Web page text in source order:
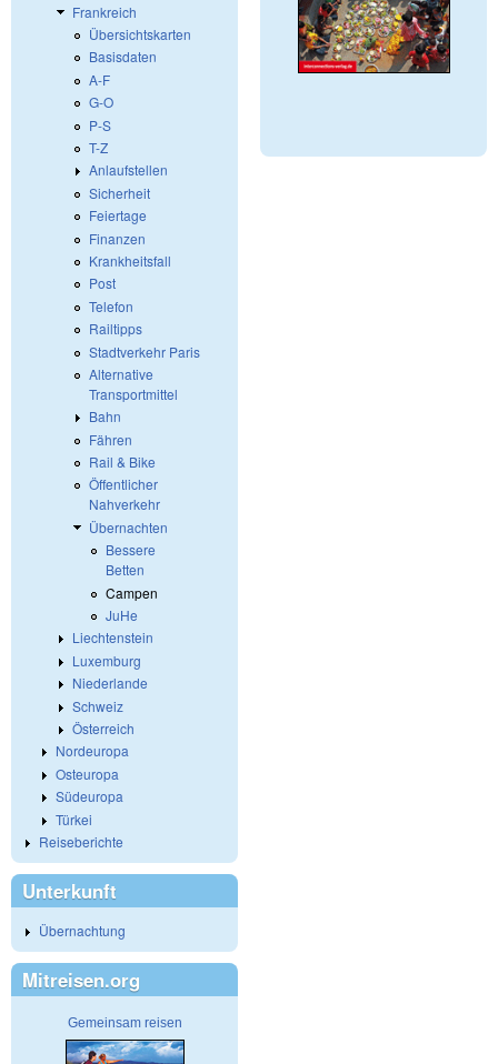
Frankreich
Übersichtskarten
Basisdaten
A-F
G-O
P-S
T-Z
Anlaufstellen
Sicherheit
Feiertage
Finanzen
Krankheitsfall
Post
Telefon
Railtipps
Stadtverkehr Paris
Alternative
Transportmittel
Bahn
Fähren
Rail & Bike
Öffentlicher
Nahverkehr
Übernachten
Bessere
Betten
Campen
JuHe
Liechtenstein
Luxemburg
Niederlande
Schweiz
Österreich
Nordeuropa
Osteuropa
Südeuropa
Türkei
Reiseberichte
Unterkunft
Übernachtung
Mitreisen.org
Gemeinsam reisen